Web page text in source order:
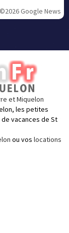
©2026 Google News
et Miquelon
les petites
vacances de St
ou vos locations